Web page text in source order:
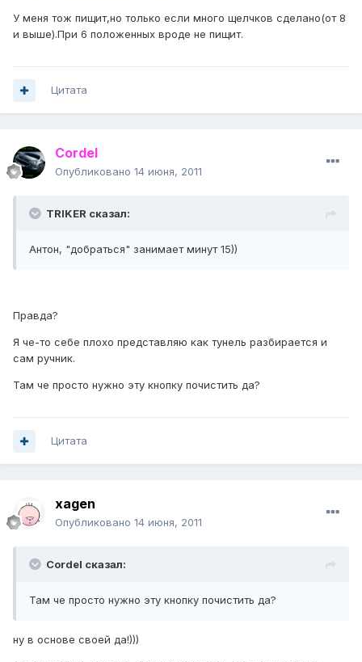
У меня тож пищит,но только если много щелчков сделано(от 8
и выше).При 6 положенных вроде не пищит.
Цитата
Cordel
Опубликовано 14 июня, 2011
TRIKER сказал:
Антон, "добраться" занимает минут 15))
Правда?
Я че-то себе плохо представляю как тунель разбирается и
сам ручник.
Там че просто нужно эту кнопку почистить да?
Цитата
xagen
Опубликовано 14 июня, 2011
Cordel сказал:
Там че просто нужно эту кнопку почистить да?
ну в основе своей да!)))